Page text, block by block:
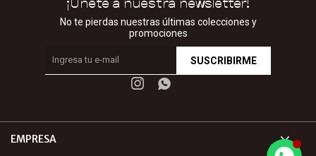
EMPRESA
No te pierdas nuestras últimas colecciones y
promociones
SUSCRIBIRME
 